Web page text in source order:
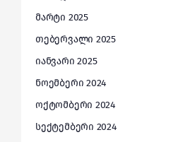
მარტი 2025
თებერვალი 2025
იანვარი 2025
ნოემბერი 2024
ოქტომბერი 2024
სექტემბერი 2024